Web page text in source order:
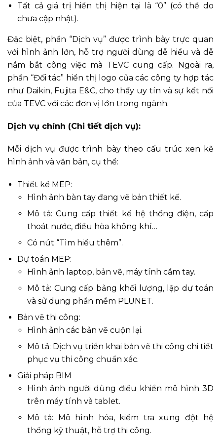
Tất cả giá trị hiển thị hiện tại là “0” (có thể do
chưa cập nhật).
Đặc biệt, phần “Dịch vụ” được trình bày trực quan
với hình ảnh lớn, hỗ trợ người dùng dễ hiểu và dễ
nắm bắt công việc mà TEVC cung cấp. Ngoài ra,
phần “Đối tác” hiển thị logo của các công ty hợp tác
như Daikin, Fujita E&C, cho thấy uy tín và sự kết nối
của TEVC với các đơn vị lớn trong ngành.
Dịch vụ chính (Chi tiết dịch vụ):
Mỗi dịch vụ được trình bày theo cấu trúc xen kẽ
hình ảnh và văn bản, cụ thể:
Thiết kế MEP:
Hình ảnh bàn tay đang vẽ bản thiết kế.
Mô tả: Cung cấp thiết kế hệ thống điện, cấp
thoát nước, điều hòa không khí…
Có nút “Tìm hiểu thêm”.
Dự toán MEP:
Hình ảnh laptop, bản vẽ, máy tính cầm tay.
Mô tả: Cung cấp bảng khối lượng, lập dự toán
và sử dụng phần mềm PLUNET.
Bản vẽ thi công:
Hình ảnh các bản vẽ cuộn lại.
Mô tả: Dịch vụ triển khai bản vẽ thi công chi tiết
phục vụ thi công chuẩn xác.
Giải pháp BIM
Hình ảnh người dùng điều khiển mô hình 3D
trên máy tính và tablet.
Mô tả: Mô hình hóa, kiểm tra xung đột hệ
thống kỹ thuật, hỗ trợ thi công.